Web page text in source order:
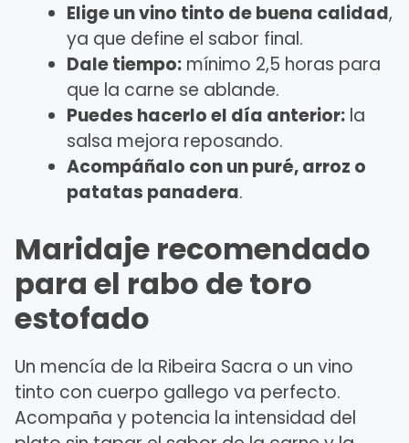
Elige un vino tinto de buena calidad,
ya que define el sabor final.
Dale tiempo:mínimo 2,5 horas para
que la carne se ablande.
Puedes hacerlo el día anterior:la
salsa mejora reposando.
Acompáñalo con un puré, arroz o
patatas panadera.
Maridaje recomendado
para el rabo de toro
estofado
Un mencía de la Ribeira Sacra o un vino
tinto con cuerpo gallego va perfecto.
Acompaña y potencia la intensidad del